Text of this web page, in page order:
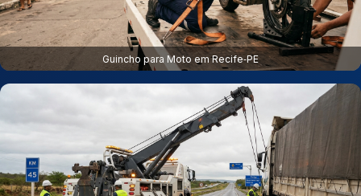
Guincho para Moto em Recife‑PE